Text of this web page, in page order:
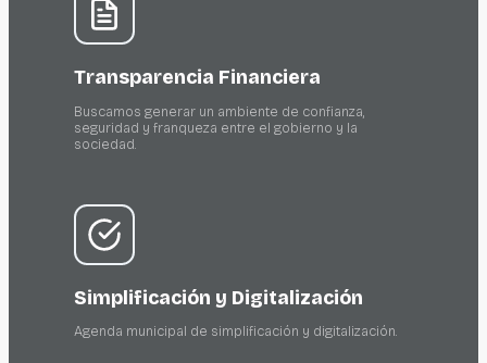
Transparencia Financiera
Buscamos generar un ambiente de confianza,
seguridad y franqueza entre el gobierno y la
sociedad.
Simplificación y Digitalización
Agenda municipal de simplificación y digitalización.